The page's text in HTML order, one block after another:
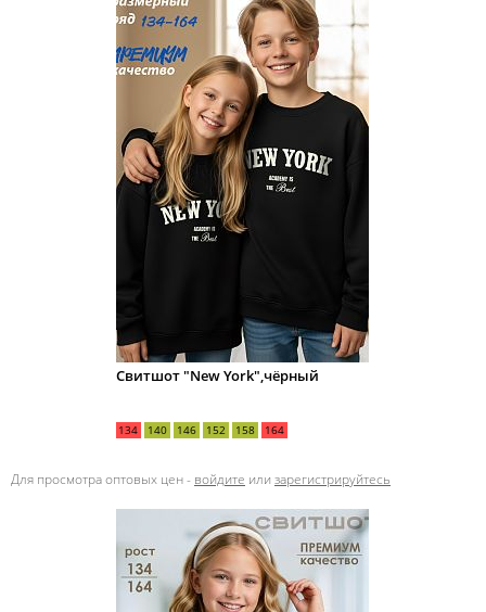
Свитшот "New York",чёрный
134 140 146 152 158 164
Для просмотра оптовых цен - войдите или зарегистрируйтесь